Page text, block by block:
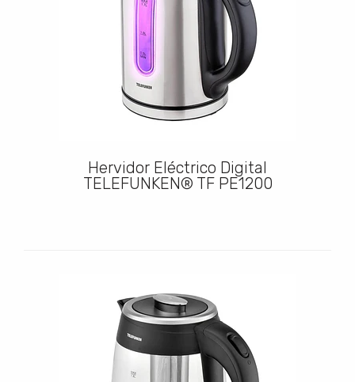
Hervidor Eléctrico Digital
TELEFUNKEN® TF PE1200